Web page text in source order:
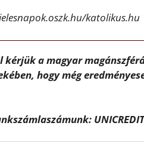
katolikus.hu
kérjük a magyar
hogy még